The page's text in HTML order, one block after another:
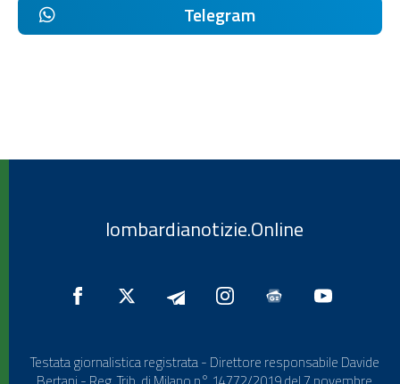
Telegram
lombardianotizie.Online
Testata giornalistica registrata - Direttore responsabile Davide